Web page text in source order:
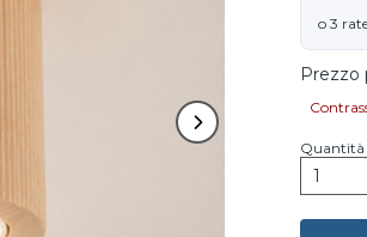
Prezzo
Quantità